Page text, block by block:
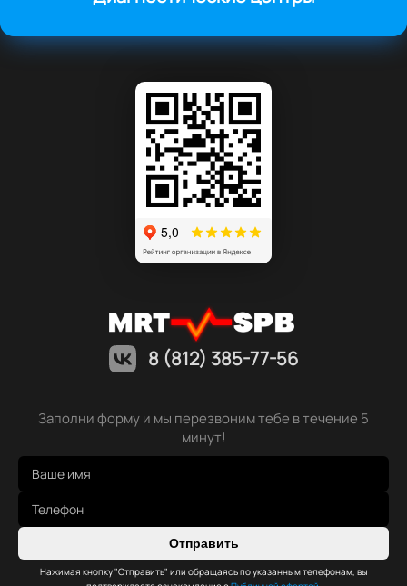
8 (812) 385-77-56
Заполни форму и мы перезвоним тебе в течение 5
минут!
Отправить
Нажимая кнопку "Отправить" или обращаясь по указанным телефонам, вы